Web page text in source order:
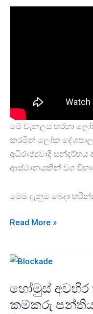
මේ චැනලය හරහා
කරමින් ලෝක
අධිරාජ්‍යවාදී
ආස්ථානයකින් වග
මෙම දැනුම බෙදා
ළඟදීම
අවපාතයක්
මූල්‍ය
අර්බුදයක්
Read More »
හෝමුස් අවහිර
කම්කරු